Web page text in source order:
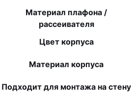
Материал плафона /
рассеивателя
Цвет корпуса
Материал корпуса
Подходит для монтажа на стену